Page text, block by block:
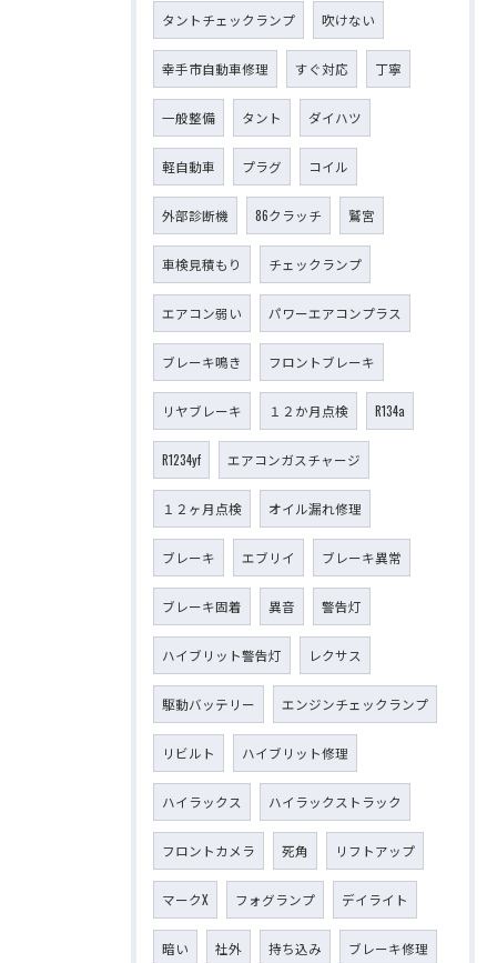
タントチェックランプ 吹けない
幸手市自動車修理 すぐ対応 丁寧
一般整備 タント ダイハツ
軽自動車 プラグ コイル
外部診断機 86クラッチ 鷲宮
車検見積もり チェックランプ
エアコン弱い パワーエアコンプラス
ブレーキ鳴き フロントブレーキ
リヤブレーキ １２か月点検 R134a
R1234yf エアコンガスチャージ
１２ヶ月点検 オイル漏れ修理
ブレーキ エブリイ ブレーキ異常
ブレーキ固着 異音 警告灯
ハイブリット警告灯 レクサス
駆動バッテリー エンジンチェックランプ
リビルト ハイブリット修理
ハイラックス ハイラックストラック
フロントカメラ 死角 リフトアップ
マークX フォグランプ デイライト
暗い 社外 持ち込み ブレーキ修理